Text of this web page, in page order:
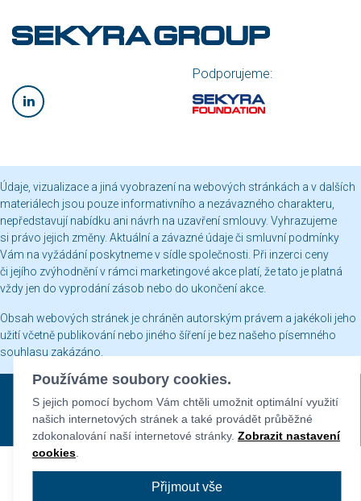
Podporujeme:
Údaje, vizualizace a jiná vyobrazení na webových stránkách a v dalších
materiálech jsou pouze informativního a nezávazného charakteru,
nepředstavují nabídku ani návrh na uzavření smlouvy. Vyhrazujeme
si právo jejich změny. Aktuální a závazné údaje či smluvní podmínky
Vám na vyžádání poskytneme v sídle společnosti. Při inzerci ceny
či jejího zvýhodnění v rámci marketingové akce platí, že tato je platná
vždy jen do vyprodání zásob nebo do ukončení akce.
Obsah webových stránek je chráněn autorským právem a jakékoli jeho
užití včetně publikování nebo jiného šíření je bez našeho písemného
souhlasu zakázáno.
Všechna práva vyhrazena. Provozovatel Sekyra Group
Používáme soubory cookies.
S jejich pomocí bychom Vám chtěli umožnit optimální využití
našich internetových stránek a také provádět průběžné
zdokonalování naší internetové stránky. Zobrazit nastavení
cookies.
Přijmout vše